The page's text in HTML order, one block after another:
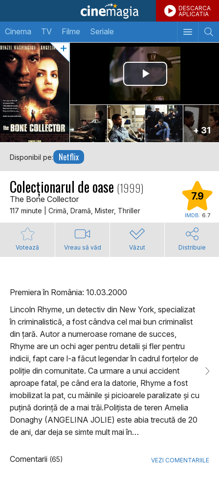
DESCARCA
APLICATIA
Cinema TV Filme Seriale
+ 31
Disponibil pe: Netflix
Colecționarul de oase (1999)
The Bone Collector
117 minute | Crimă, Dramă, Mister, Thriller
7.9
IMDB: 6.7
Votează Vreau să văd Văzut Distribuie
Premiera în România: 10.03.2000
Lincoln Rhyme, un detectiv din New York, specializat
în criminalistică, a fost cândva cel mai bun criminalist
din țară. Autor a numeroase romane de succes,
Rhyme are un ochi ager pentru detalii și fler pentru
indicii, fapt care l-a făcut legendar în cadrul forțelor de
poliție din comunitate. Ca urmare a unui accident
aproape fatal, pe când era la datorie, Rhyme a fost
imobilizat la pat, cu mâinile și picioarele paralizate și cu
puțină dorință de a mai trăi.Polițista de teren Amelia
Donaghy (ANGELINA JOLIE) este abia trecută de 20
de ani, dar deja se simte mult mai în…
Comentarii (65) VEZI COMENTARIILE